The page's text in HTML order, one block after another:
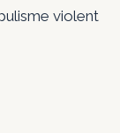
violent